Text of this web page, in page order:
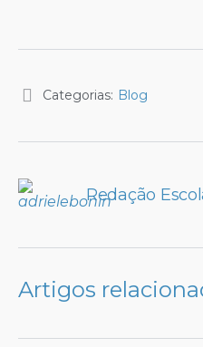
Categorias: Blog
Redação
Artigos